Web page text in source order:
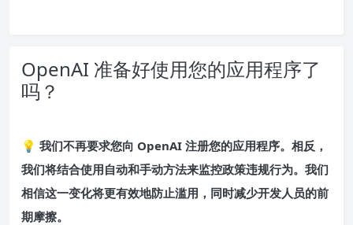
OpenAI 准备好使用您的应用程序了
吗？
💡 我们不再要求您向 OpenAI 注册您的应用程序。相反，
我们将结合使用自动和手动方法来监控政策违规行为。我们
相信这一变化将更有效地防止滥用，同时减少开发人员的前
期摩擦。